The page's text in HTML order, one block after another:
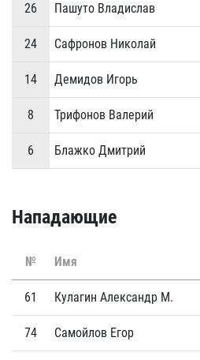
26 Пашуто Владислав
24 Сафронов Николай
14 Демидов Игорь
8 Трифонов Валерий
6 Блажко Дмитрий
Нападающие
№ Имя
61 Кулагин Александр М.
74 Самойлов Егор